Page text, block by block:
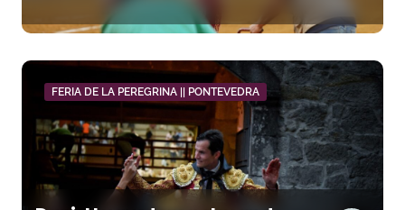
FERIA DE LA PEREGRINA || PONTEVEDRA